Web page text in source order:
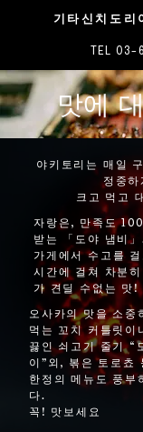
기타신치도리
TEL
맛에
야키토리는 매일
정중
크고 먹고
자랑은, 만족도
받는 「도야 냄비
가게에서 수고를
시간에 걸쳐 차분
가 견딜 수없는 맛!
오사카의 맛을 소중
먹는 꼬치 커틀릿이
끓인 쇠고기 줄기 “
이”외, 볶은 토로쵸
한정의 메뉴도 풍부
다.
꼭! 맛보세요